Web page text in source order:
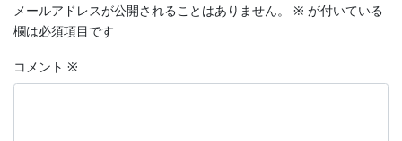
メールアドレスが公開されることはありません。 ※ が付いている
欄は必須項目です
コメント ※